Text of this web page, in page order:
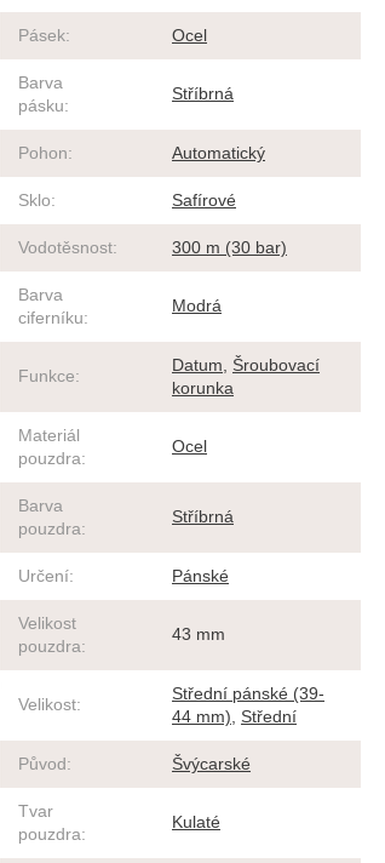
Pásek: Ocel
Barva
pásku:
Stříbrná
Pohon: Automatický
Sklo: Safírové
Vodotěsnost: 300 m (30 bar)
Barva
ciferníku:
Modrá
Funkce:
Datum, Šroubovací
korunka
Materiál
pouzdra:
Ocel
Barva
pouzdra:
Stříbrná
Určení: Pánské
Velikost
pouzdra:
43 mm
Velikost:
Střední pánské (39-
44 mm), Střední
Původ: Švýcarské
Tvar
pouzdra:
Kulaté